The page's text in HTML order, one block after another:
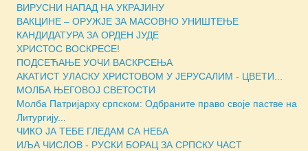
ВИРУСНИ НАПАД НА УКРАЈИНУ
ВАКЦИНЕ – ОРУЖЈЕ ЗА МАСOВНО УНИШТЕЊЕ
КАНДИДАТУРА ЗА ОРДЕН ЈУДЕ
ХРИСТОС ВОСКРЕСЕ!
ПОДСЕЋАЊЕ УОЧИ ВАСКРСЕЊА
АКАТИСТ УЛАСКУ ХРИСТОВОМ У ЈЕРУСАЛИМ - ЦВЕТИ...
МОЛБА ЊЕГОВОЈ СВЕТОСТИ
Молба Патријарху српском: Одбраните право своје пастве на
Литургију...
ЧИКО ЈА ТЕБЕ ГЛЕДАМ СА НЕБА
ИЉА ЧИСЛОВ - РУСКИ БОРАЦ ЗА СРПСКУ ЧАСТ